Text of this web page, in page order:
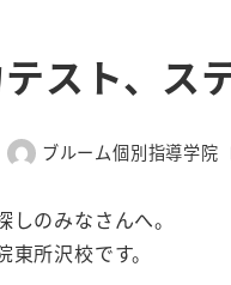
スト、ス
著
ブルーム個別指導学院
のみなさんへ。
所沢校です。